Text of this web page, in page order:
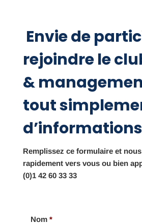
Envie de
rejoindre le
&
tout
Remplissez ce formulaire et
rapidement vers vous ou bien
(0)1 42 60 33 33
Nom *